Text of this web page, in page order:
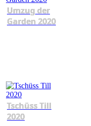
Umzug der
Garden 2020
Tschüss Till
2020